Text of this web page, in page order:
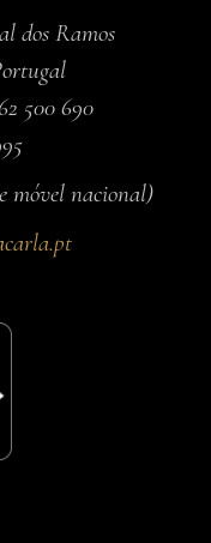
dos Ramos
500 690
móvel nacional)